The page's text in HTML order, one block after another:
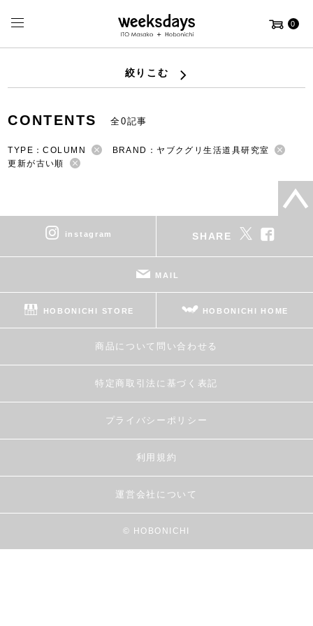
0
絞りこむ
CONTENTS 全0記事
TYPE：COLUMN
BRAND：ヤブクグリ生活道具研究室
更新が古い順
instagram SHARE
MAIL
HOBONICHI STORE HOBONICHI HOME
商品について問い合わせる
特定商取引法に基づく表記
プライバシーポリシー
利用規約
運営会社について
© HOBONICHI